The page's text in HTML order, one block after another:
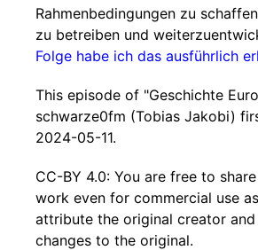
Rahmenbedingungen zu
zu betreiben und
Folge habe ich das ausführlich
This episode of "Geschichte
schwarze0fm (Tobias Jakobi)
2024-05-11.
CC-BY 4.0: You are free to
work even for commercial use
attribute the original creator
changes to the original.